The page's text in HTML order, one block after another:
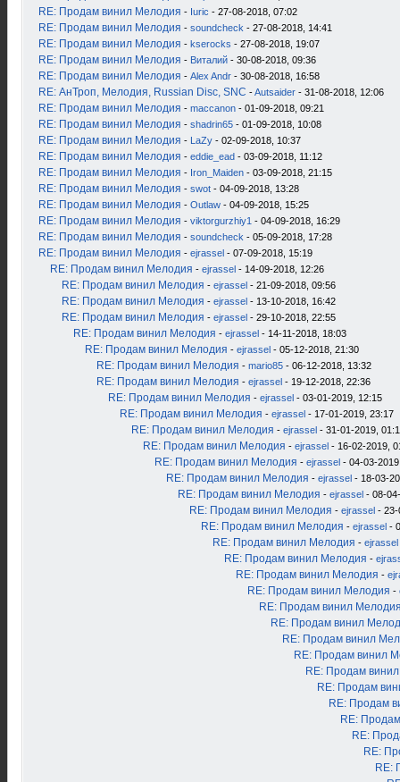
RE: Продам винил Мелодия - Iuric - 27-08-2018, 07:02
RE: Продам винил Мелодия - soundcheck - 27-08-2018, 14:41
RE: Продам винил Мелодия - kserocks - 27-08-2018, 19:07
RE: Продам винил Мелодия - Виталий - 30-08-2018, 09:36
RE: Продам винил Мелодия - Alex Andr - 30-08-2018, 16:58
RE: АнТроп, Мелодия, Russian Disc, SNC -Autsaider - 31-08-2018, 12:06
RE: Продам винил Мелодия - maccanon - 01-09-2018, 09:21
RE: Продам винил Мелодия - shadrin65 - 01-09-2018, 10:08
RE: Продам винил Мелодия - LaZy - 02-09-2018, 10:37
RE: Продам винил Мелодия - eddie_ead - 03-09-2018, 11:12
RE: Продам винил Мелодия - Iron_Maiden - 03-09-2018, 21:15
RE: Продам винил Мелодия - swot - 04-09-2018, 13:28
RE: Продам винил Мелодия - Outlaw - 04-09-2018, 15:25
RE: Продам винил Мелодия - viktorgurzhiy1 - 04-09-2018, 16:29
RE: Продам винил Мелодия - soundcheck - 05-09-2018, 17:28
RE: Продам винил Мелодия - ejrassel - 07-09-2018, 15:19
RE: Продам винил Мелодия - ejrassel - 14-09-2018, 12:26
RE: Продам винил Мелодия - ejrassel - 21-09-2018, 09:56
RE: Продам винил Мелодия - ejrassel - 13-10-2018, 16:42
RE: Продам винил Мелодия - ejrassel - 29-10-2018, 22:55
RE: Продам винил Мелодия - ejrassel - 14-11-2018, 18:03
RE: Продам винил Мелодия - ejrassel - 05-12-2018, 21:30
RE: Продам винил Мелодия - mario85 - 06-12-2018, 13:32
RE: Продам винил Мелодия - ejrassel - 19-12-2018, 22:36
RE: Продам винил Мелодия - ejrassel - 03-01-2019, 12:15
RE: Продам винил Мелодия - ejrassel - 17-01-2019, 23:17
RE: Продам винил Мелодия - ejrassel - 31-01-2019,
RE: Продам винил Мелодия - ejrassel - 16-02-2019,
RE: Продам винил Мелодия - ejrassel - 04-03-
RE: Продам винил Мелодия - ejrassel - 18-03-
RE: Продам винил Мелодия - ejrassel - 08-
RE: Продам винил Мелодия - ejrassel - 23-
RE: Продам винил Мелодия - ejrassel -
RE: Продам винил Мелодия - ejrassel
RE: Продам винил Мелодия -
RE: Продам винил Мелодия -
RE: Продам винил Мелодия -
RE: Продам винил
RE: Продам винил
RE: Продам винил
RE: Продам винил
RE: Продам
RE: Продам
RE: Продам
RE:
RE:
RE:
RE: